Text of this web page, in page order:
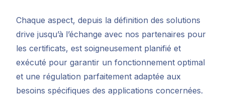
Chaque aspect, depuis la définition des solutions
drive jusqu’à l’échange avec nos partenaires pour
les certificats, est soigneusement planifié et
exécuté pour garantir un fonctionnement optimal
et une régulation parfaitement adaptée aux
besoins spécifiques des applications concernées.